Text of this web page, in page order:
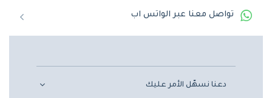
تواصل معنا عبر الواتس اب
دعنا نسهّل الأمر عليك